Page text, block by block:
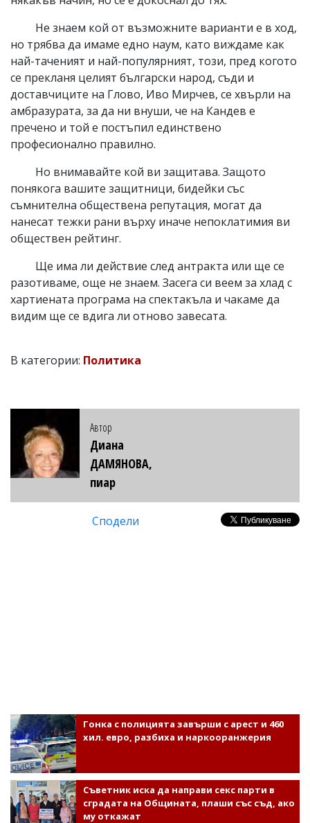
Не знаем кой от възможните варианти е в ход,
но трябва да имаме едно наум, като виждаме как
най-таченият и най-популярният, този, пред когото
се прекланя целият български народ, съди и
доставчиците на Глово, Иво Мирчев, се хвърли на
амбразурата, за да ни внуши, че на Кандев е
пречено и той е постъпил единствено
професионално правилно.
Но внимавайте кой ви защитава. Защото
понякога вашите защитници, бидейки със
съмнителна обществена репутация, могат да
нанесат тежки рани върху иначе непоклатимия ви
обществен рейтинг.
Ще има ли действие след антракта или ще се
разотиваме, още не знаем. Засега си веем за хлад с
хартиената програма на спектакъла и чакаме да
видим ще се вдига ли отново завесата.
В категории: Политика
Автор
Диана
ДАМЯНОВА,
пиар
Сподели
Гонка с полицията завърши с арест и 460
хил. евро, разбиха и наркооранжерия
Съветник иска да направи секс парти в
сградата на Общината, плаши със съд, ако
му откажат